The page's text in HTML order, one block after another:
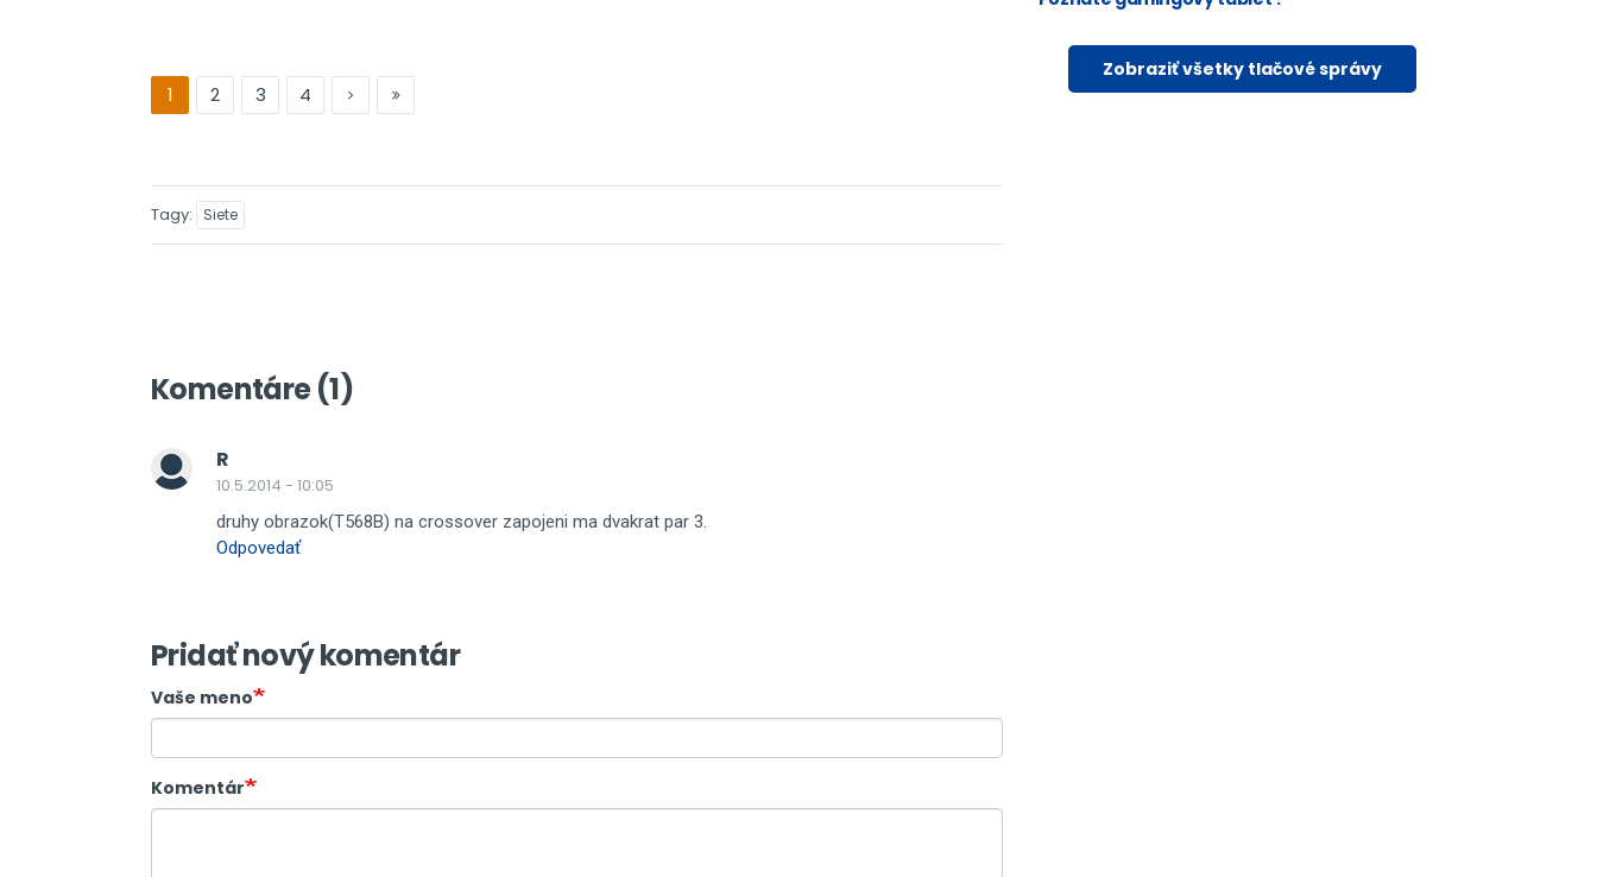
1 2 3 4
Tagy Siete
Komentáre (1)
R
10.5.2014 - 10:05
druhy obrazok(T568B) na crossover zapojeni ma dvakrat par 3.
Odpovedať
Pridať nový komentár
Vaše meno
Komentár
Zobraziť všetky tlačové správy